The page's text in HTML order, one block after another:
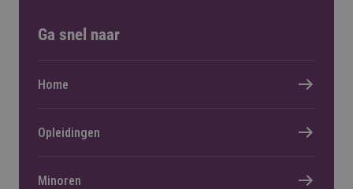
Ga snel naar
Home
Opleidingen
Minoren